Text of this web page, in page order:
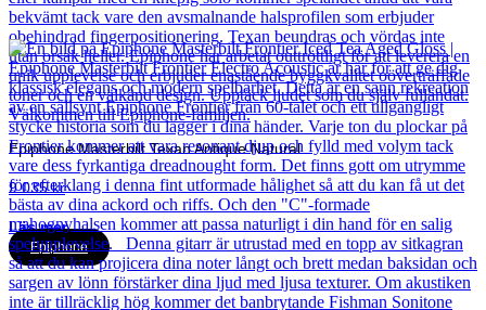
Epiphone Masterbilt Texan Antique Natural
9 035kr
Läs mer
Epiphone